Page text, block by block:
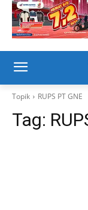
Topik RUPS PT GNE
Tag: